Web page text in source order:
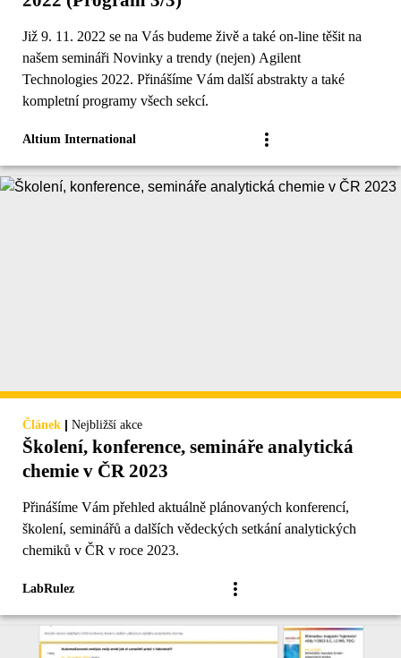
Již 9. 11. 2022 se na Vás budeme živě a také on-line těšit na
našem semináři Novinky a trendy (nejen) Agilent
Technologies 2022. Přinášíme Vám další abstrakty a také
kompletní programy všech sekcí.
Altium International
Článek | Nejbližší akce
Školení, konference, semináře analytická
chemie v ČR 2023
Přinášíme Vám přehled aktuálně plánovaných konferencí,
školení, seminářů a dalších vědeckých setkání analytických
chemiků v ČR v roce 2023.
LabRulez